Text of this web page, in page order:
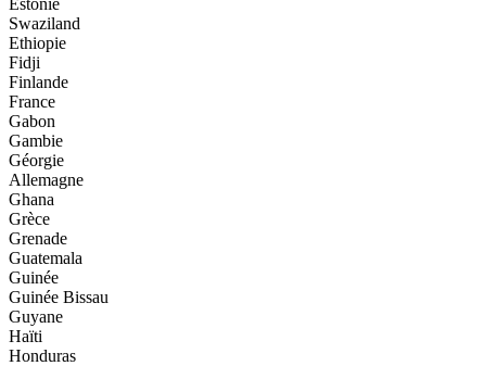
Swaziland
Ethiopie
Fidji
Finlande
France
Gabon
Gambie
Géorgie
Allemagne
Ghana
Grèce
Grenade
Guatemala
Guinée
Guinée Bissau
Guyane
Haïti
Honduras